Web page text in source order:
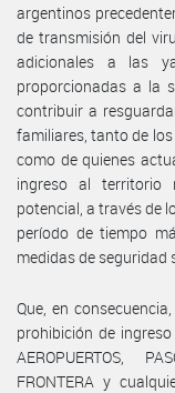
argentinos
de transmisión del
adicionales a las
proporcionadas a la
contribuir a
familiares, tanto de
como de quienes
ingreso al territorio
potencial, a través de
período de tiempo
medidas de seguridad
Que, en
prohibición de
AEROPUERTOS,
FRONTERA y